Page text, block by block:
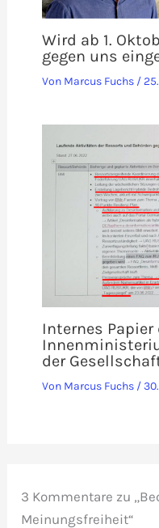
Wird ab 1.
gegen uns
Von Marcus Fuchs /
Internes Papier
der
Von Marcus Fuchs /
3 Kommentare zu
Meinungsfreiheit“